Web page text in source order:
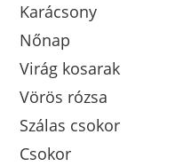
Karácsony
Nőnap
Virág kosarak
Vörös rózsa
Szálas csokor
Csokor